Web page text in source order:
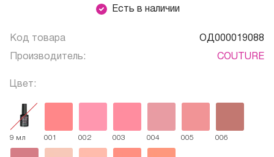
Есть в наличии
Код товара ОД000019088
Производитель: COUTURE
Цвет:
9 мл 001 002 003 004 005 006